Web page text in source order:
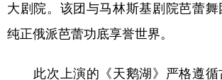
大剧院。该团与马林斯基剧院芭蕾舞
纯正俄派芭蕾功底享誉世界。
此次上演的《天鹅湖》严格遵循